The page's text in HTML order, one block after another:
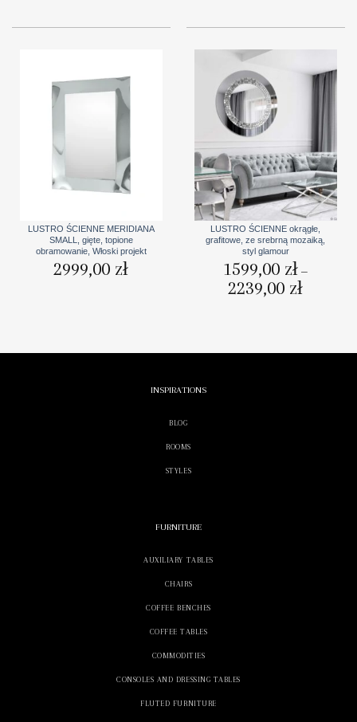
LUSTRO ŚCIENNE MERIDIANA
SMALL, gięte, topione
obramowanie, Włoski projekt
2999,00 zł
LUSTRO ŚCIENNE okrągłe,
grafitowe, ze srebrną mozaiką,
styl glamour
1599,00 zł –
2239,00 złZakres
cen:
INSPIRATIONS
BLOG
ROOMS
STYLES
FURNITURE
AUXILIARY TABLES
CHAIRS
COFFEE BENCHES
COFFEE TABLES
COMMODITIES
CONSOLES AND DRESSING TABLES
FLUTED FURNITURE